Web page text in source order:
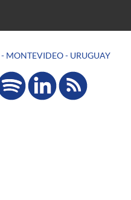
- MONTEVIDEO - URUGUAY